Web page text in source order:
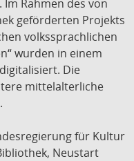
Rahmen des von
geförderten Projekts
volkssprachlichen
wurden in einem
Die
mittelalterliche
für Kultur
Neustart